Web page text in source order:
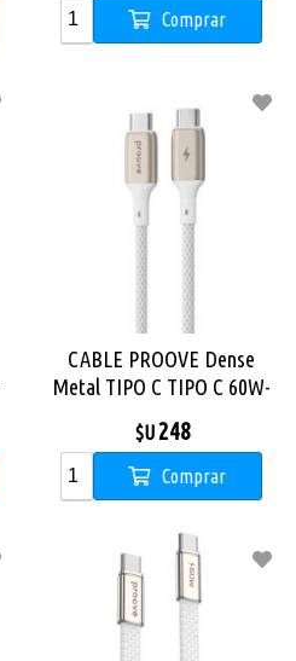
Comprar
CABLE PROOVE Dense
Metal TIPO C TIPO C 60W-
$U248
Comprar